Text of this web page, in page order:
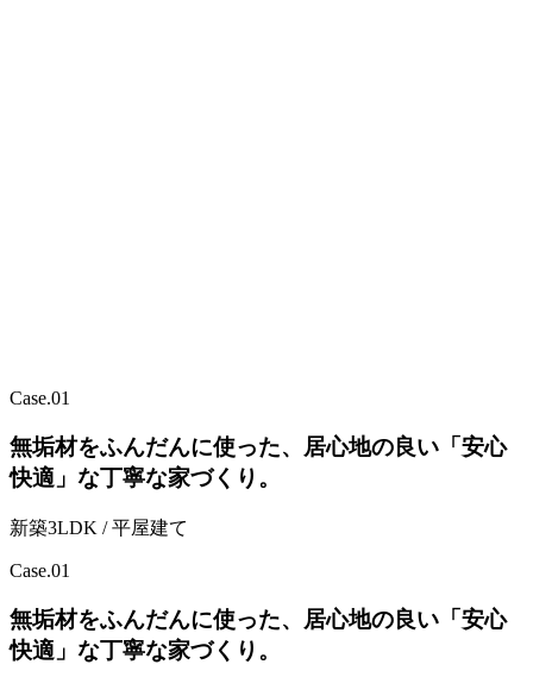
Case.01
無垢材をふんだんに使った、居心地の良い「安心
快適」な丁寧な家づくり。
新築3LDK / 平屋建て
Case.01
無垢材をふんだんに使った、居心地の良い「安心
快適」な丁寧な家づくり。